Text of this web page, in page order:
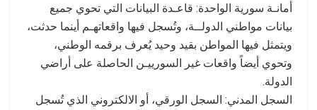
أمانـة سورية الواحدة: قاعـدة البيانات التي تحوي جميع
بيانات مواطني الدولــة، وتُسجل فيها واقعاتهـم أينما حدثت،
ويتمثل فيها المواطن بقيد وحيد يُعرف برقمه الوطني،
وتحوي أيضاً واقعات غير السورييـن الحاصلة على أراضي
الدولة.
السجل المدني: السجل الورقي، أو الالكتروني الذي تُسجل